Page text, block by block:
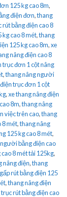
125 kg cao 8m,
điện đơn,thang
bằng điện cao 8
kg cao 8 mét,thang
125 kg cao 8m,xe
nâng điện cao 8
trục đơn 1 cột nâng
,thang nâng người
trục đơn 1 cột
,xe thang nâng điện
8m,thang nâng
việc trên cao,thang
8 mét,thang nâng
125 kg cao 8 mét,
bằng điện cao
8 mét tải 125kg,
nâng điện,thang
rút bằng điện 125
,thang nâng điện
rút bằng điện cao